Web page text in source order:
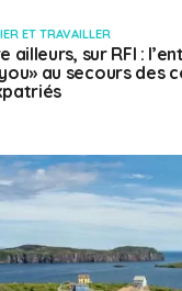
ET TRAVAILLER
ailleurs, sur RFI :
au secours des